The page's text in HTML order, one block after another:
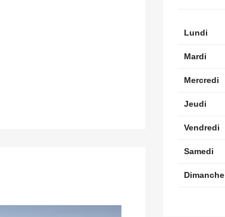
Lundi
Mardi
Mercredi
Jeudi
Vendredi
Samedi
Dimanche